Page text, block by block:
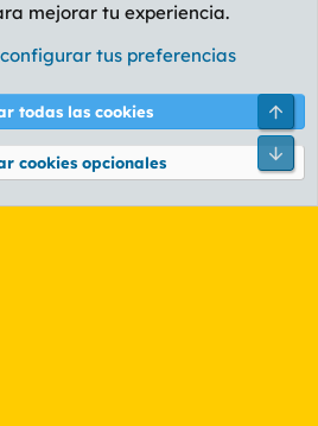
AMARILLO
reglas Política de privacidad Ayuda
® © 2010-2026 XenForo Ltd.
mejorar tu experiencia.
tus preferencias
todas las cookies
cookies opcionales
Pie